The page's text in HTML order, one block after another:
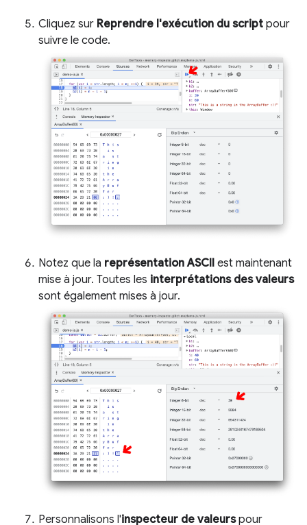
Cliquez sur Reprendre l'exécution du script pour
suivre le code.
Notez que la représentation ASCII est maintenant
mise à jour. Toutes les interprétations des valeurs
sont également mises à jour.
Personnalisons l'inspecteur de valeurspour